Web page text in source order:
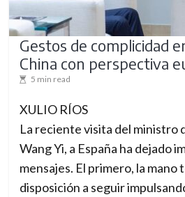
Gestos de complicidad
China con perspectiva
5 min read
XULIO RÍOS
La reciente visita del ministro
Wang Yi, a España ha dejado
mensajes. El primero, la mano
disposición a seguir